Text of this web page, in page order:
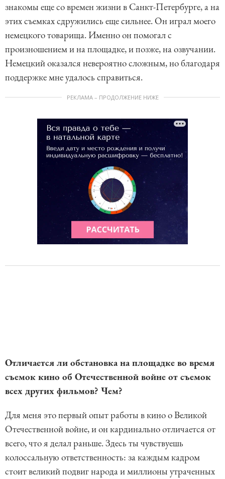
знакомы еще со времен жизни в Санкт-Петербурге, а на
этих съемках сдружились еще сильнее. Он играл моего
немецкого товарища. Именно он помогал с
произношением и на площадке, и позже, на озвучании.
Немецкий оказался невероятно сложным, но благодаря
поддержке мне удалось справиться.
РЕКЛАМА – ПРОДОЛЖЕНИЕ НИЖЕ
Отличается ли обстановка на площадке во время
съемок кино об Отечественной войне от съемок
всех других фильмов? Чем?
Для меня это первый опыт работы в кино о Великой
Отечественной войне, и он кардинально отличается от
всего, что я делал раньше. Здесь ты чувствуешь
колоссальную ответственность: за каждым кадром
стоит великий подвиг народа и миллионы утраченных